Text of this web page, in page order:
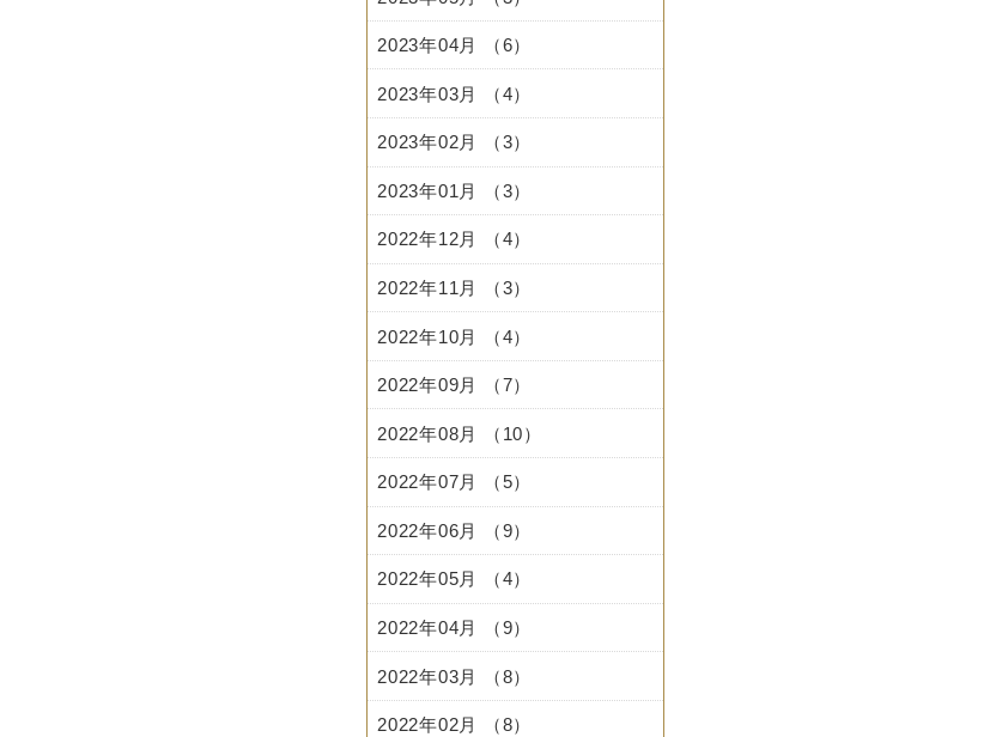
2023年04月 （6）
2023年03月 （4）
2023年02月 （3）
2023年01月 （3）
2022年12月 （4）
2022年11月 （3）
2022年10月 （4）
2022年09月 （7）
2022年08月 （10）
2022年07月 （5）
2022年06月 （9）
2022年05月 （4）
2022年04月 （9）
2022年03月 （8）
2022年02月 （8）